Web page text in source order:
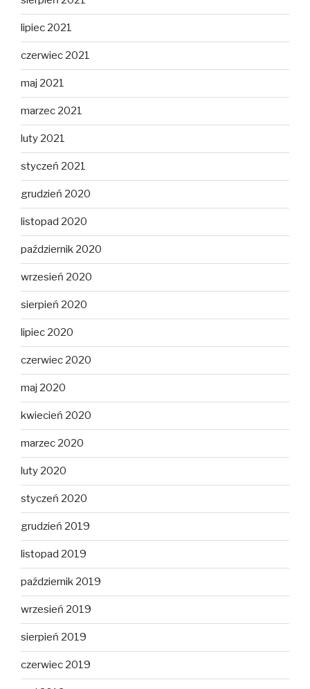
lipiec 2021
czerwiec 2021
maj 2021
marzec 2021
luty 2021
styczeń 2021
grudzień 2020
listopad 2020
październik 2020
wrzesień 2020
sierpień 2020
lipiec 2020
czerwiec 2020
maj 2020
kwiecień 2020
marzec 2020
luty 2020
styczeń 2020
grudzień 2019
listopad 2019
październik 2019
wrzesień 2019
sierpień 2019
czerwiec 2019